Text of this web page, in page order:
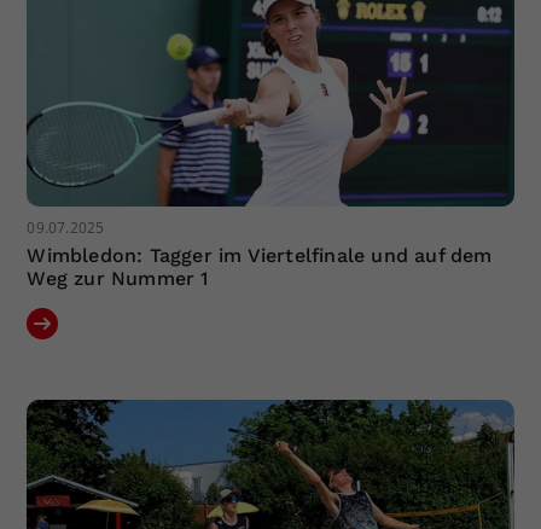
09.07.2025
Wimbledon: Tagger im Viertelfinale und auf dem
Weg zur Nummer 1